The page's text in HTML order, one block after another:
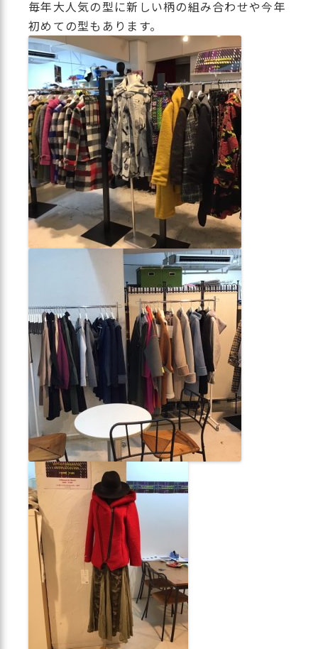
毎年大人気の型に新しい柄の組み合わせや今年
初めての型もあります。